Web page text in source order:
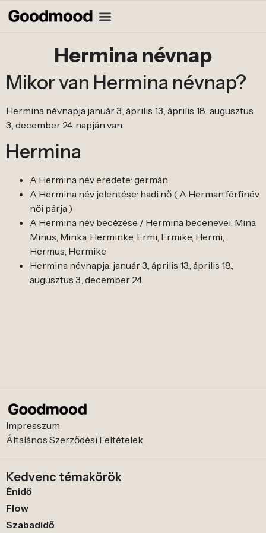
Hermina névnap
Mikor van Hermina névnap?
Hermina névnapja január 3., április 13., április 18., augusztus
3., december 24. napján van.
Hermina
A Hermina név eredete: germán
A Hermina név jelentése: hadi nő ( A Herman férfinév
női párja )
A Hermina név becézése / Hermina becenevei: Mina,
Minus, Minka, Herminke, Ermi, Ermike, Hermi,
Hermus, Hermike
Hermina névnapja: január 3., április 13., április 18.,
augusztus 3., december 24.
Impresszum
Általános Szerződési Feltételek
Kedvenc témakörök
Énidő
Flow
Szabadidő